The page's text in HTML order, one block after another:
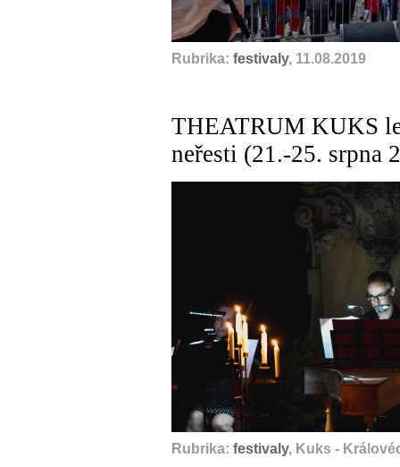
Rubrika: festivaly, 11.08.2019
THEATRUM KUKS
neřesti (21.-25. srpna
Rubrika: festivaly, Kuks -